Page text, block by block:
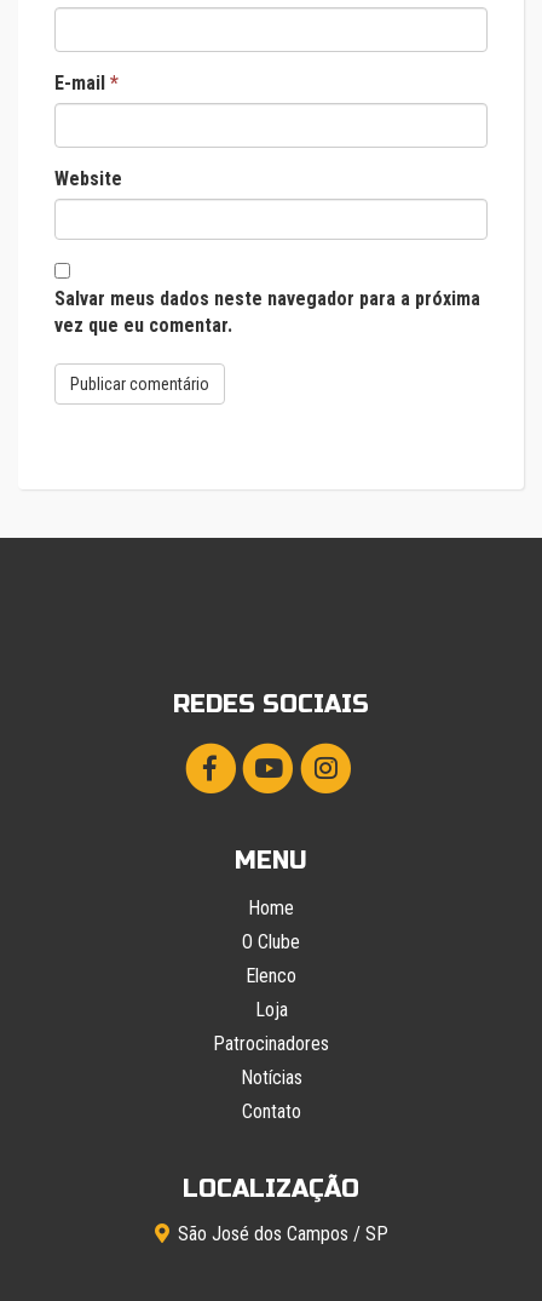
E-mail *
Website
Salvar meus dados neste navegador para a próxima
vez que eu comentar.
REDES SOCIAIS
MENU
Home
O Clube
Elenco
Loja
Patrocinadores
Notícias
Contato
LOCALIZAÇÃO
São José dos Campos / SP